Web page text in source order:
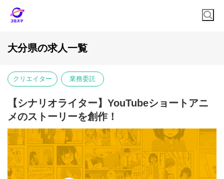
大分県の求人一覧
クリエイター 業務委託
【シナリオライター】YouTubeショートアニ
メのストーリーを創作！